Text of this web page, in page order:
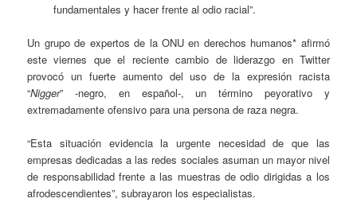
fundamentales y hacer frente al odio racial”.
Un grupo de expertos de la ONU en derechos humanos* afirmó
este viernes que el reciente cambio de liderazgo en Twitter
provocó un fuerte aumento del uso de la expresión racista
“Nigger” -negro, en español-, un término peyorativo y
extremadamente ofensivo para una persona de raza negra.
“Esta situación evidencia la urgente necesidad de que las
empresas dedicadas a las redes sociales asuman un mayor nivel
de responsabilidad frente a las muestras de odio dirigidas a los
afrodescendientes”, subrayaron los especialistas.